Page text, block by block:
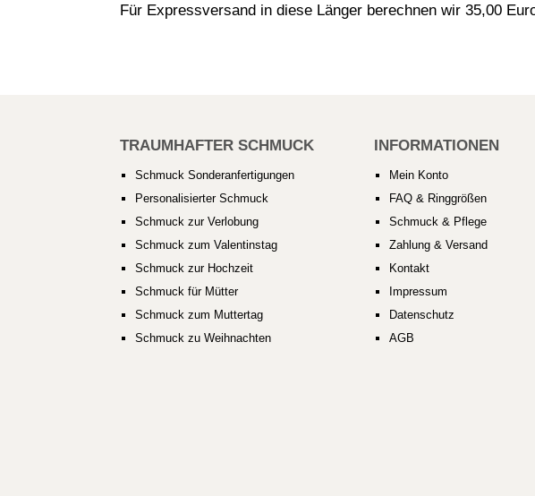
Für Expressversand in diese Länger berechnen wir 35,00
TRAUMHAFTER SCHMUCK
Schmuck Sonderanfertigungen
Personalisierter Schmuck
Schmuck zur Verlobung
Schmuck zum Valentinstag
Schmuck zur Hochzeit
Schmuck für Mütter
Schmuck zum Muttertag
Schmuck zu Weihnachten
INFORMATIONEN
Mein Konto
FAQ & Ringgrößen
Schmuck & Pflege
Zahlung & Versand
Kontakt
Impressum
Datenschutz
AGB